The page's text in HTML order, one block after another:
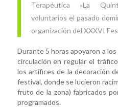
Terapéutica «La
voluntarios el pasado
organización del XXXVI
Durante 5 horas apoyaron a
circulación en regular el
los artífices de la decoración
festival, donde se lucieron
fruto de la zona) fabricados
programados.